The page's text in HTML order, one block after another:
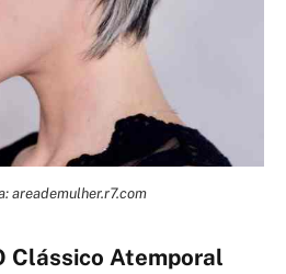
areademulher.r7.com
Clássico Atemporal